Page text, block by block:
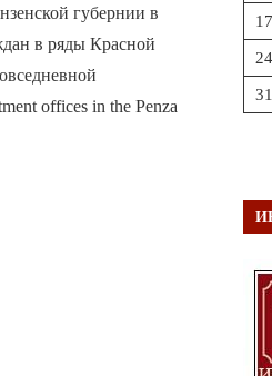
губернии в
в ряды Красной
offices in the Penza
17
24
31